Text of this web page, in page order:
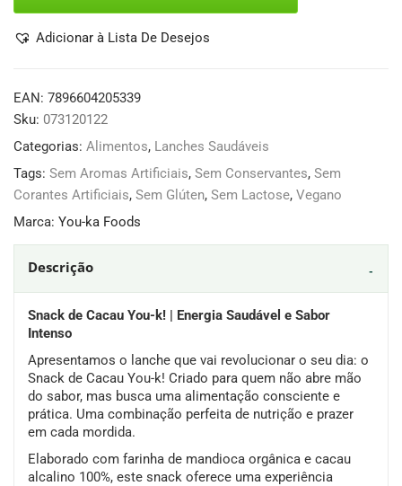
Adicionar à Lista De Desejos
EAN: 7896604205339
Sku: 073120122
Categorias: Alimentos, Lanches Saudáveis
Tags: Sem Aromas Artificiais, Sem Conservantes, Sem
Corantes Artificiais, Sem Glúten, Sem Lactose, Vegano
Marca: You-ka Foods
Descrição
Snack de Cacau You-k! | Energia Saudável e Sabor
Intenso
Apresentamos o lanche que vai revolucionar o seu dia: o
Snack de Cacau You-k! Criado para quem não abre mão
do sabor, mas busca uma alimentação consciente e
prática. Uma combinação perfeita de nutrição e prazer
em cada mordida.
Elaborado com farinha de mandioca orgânica e cacau
alcalino 100%, este snack oferece uma experiência